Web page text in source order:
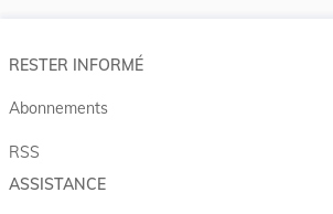
RESTER INFORMÉ
Abonnements
RSS
ASSISTANCE